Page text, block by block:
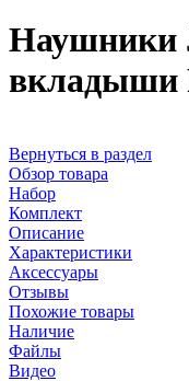
Наушники
вкладыши
Вернуться в раздел
Обзор товара
Набор
Комплект
Описание
Характеристики
Аксессуары
Отзывы
Похожие товары
Наличие
Файлы
Видео